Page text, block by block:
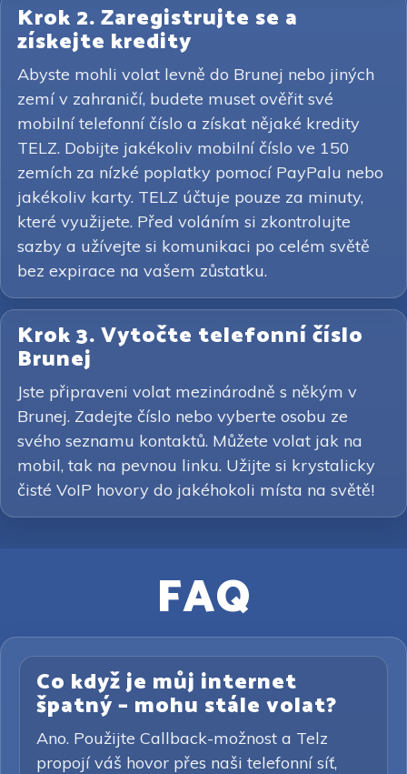
Krok 2. Zaregistrujte se a
získejte kredity
Abyste mohli volat levně do Brunej nebo jiných
zemí v zahraničí, budete muset ověřit své
mobilní telefonní číslo a získat nějaké kredity
TELZ. Dobijte jakékoliv mobilní číslo ve 150
zemích za nízké poplatky pomocí PayPalu nebo
jakékoliv karty. TELZ účtuje pouze za minuty,
které využijete. Před voláním si zkontrolujte
sazby a užívejte si komunikaci po celém světě
bez expirace na vašem zůstatku.
Krok 3. Vytočte telefonní číslo
Brunej
Jste připraveni volat mezinárodně s někým v
Brunej. Zadejte číslo nebo vyberte osobu ze
svého seznamu kontaktů. Můžete volat jak na
mobil, tak na pevnou linku. Užijte si krystalicky
čisté VoIP hovory do jakéhokoli místa na světě!
FAQ
Co když je můj internet
špatný – mohu stále volat?
Ano. Použijte Callback-možnost a Telz
propojí váš hovor přes naši telefonní síť,